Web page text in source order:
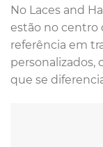
No Laces and
estão no centro
referência em
personalizados,
que se